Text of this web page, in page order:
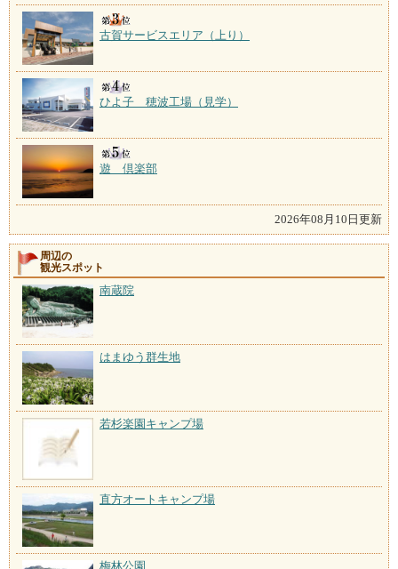
古賀サービスエリア（上り）
ひよ子 穂波工場（見学）
遊 倶楽部
2026年08月10日更新
周辺の
観光スポット
南蔵院
はまゆう群生地
若杉楽園キャンプ場
直方オートキャンプ場
梅林公園